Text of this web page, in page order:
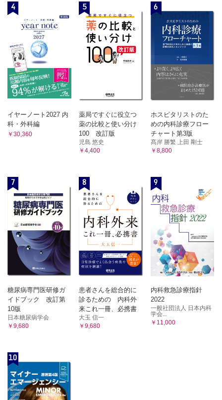
4
イヤーノート2027 内
科・外科編
￥30,360
5
薬局ですぐに役立つ
薬の比較と使い分け
100 改訂版
児島 悠史
￥4,400
6
ホスピタリストのた
めの内科診療フロー
チャート第3版
髙岸 勝繁 上田 剛士
￥8,800
7
糖尿病専門医研修ガ
イドブック 改訂第
10版
日本糖尿病学会
￥9,680
8
患者さんを総合的に
診るための 内科外
来これ一冊、必携書
大玉 信一
￥9,680
9
内科救急診療指針
2022
一般社団法人 日本内科
学会...
￥11,000
10